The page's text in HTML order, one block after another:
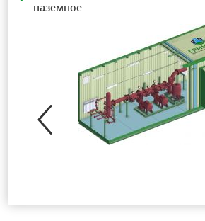
наземное